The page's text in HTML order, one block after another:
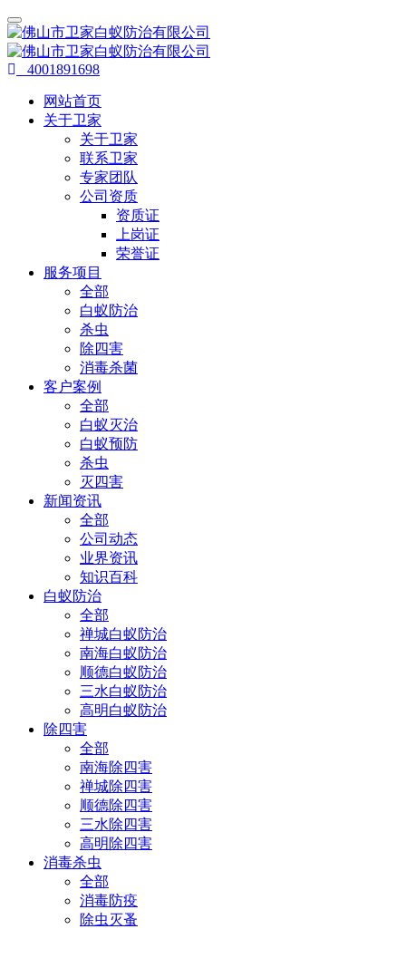
4001891698
网站首页
关于卫家
关于卫家
联系卫家
专家团队
公司资质
资质证
上岗证
荣誉证
服务项目
全部
白蚁防治
杀虫
除四害
消毒杀菌
客户案例
全部
白蚁灭治
白蚁预防
杀虫
灭四害
新闻资讯
全部
公司动态
业界资讯
知识百科
白蚁防治
全部
禅城白蚁防治
南海白蚁防治
顺德白蚁防治
三水白蚁防治
高明白蚁防治
除四害
全部
南海除四害
禅城除四害
顺德除四害
三水除四害
高明除四害
消毒杀虫
全部
消毒防疫
除虫灭蚤